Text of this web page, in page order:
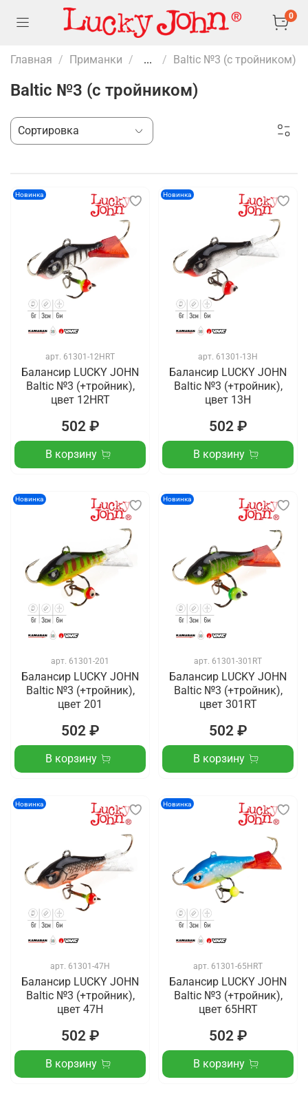
0
Главная Приманки ... Baltic №3 (с тройником)
Baltic №3 (с тройником)
Новинка
арт. 61301-12HRT
Балансир LUCKY JOHN
Baltic №3 (+тройник),
цвет 12HRT
502 ₽
В корзину
Новинка
арт. 61301-13H
Балансир LUCKY JOHN
Baltic №3 (+тройник),
цвет 13H
502 ₽
В корзину
Новинка
арт. 61301-201
Балансир LUCKY JOHN
Baltic №3 (+тройник),
цвет 201
502 ₽
В корзину
Новинка
арт. 61301-301RT
Балансир LUCKY JOHN
Baltic №3 (+тройник),
цвет 301RT
502 ₽
В корзину
Новинка
арт. 61301-47H
Балансир LUCKY JOHN
Baltic №3 (+тройник),
цвет 47H
502 ₽
В корзину
Новинка
арт. 61301-65HRT
Балансир LUCKY JOHN
Baltic №3 (+тройник),
цвет 65HRT
502 ₽
В корзину